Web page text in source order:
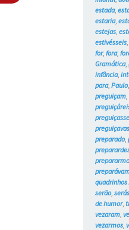
estada,
estaria,
estejas ,
estivésseis
for,fora,
Gramática,
infância,
para,Paulo
preguiçam
preguiçasse
preguiçavas
preparado,
serão,serás
de humor,
vezaram ,
vezarmos ,